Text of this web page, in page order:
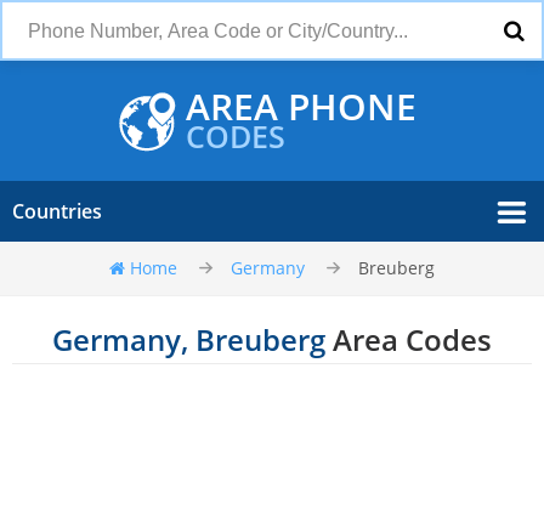
AREA PHONE
CODES
Countries
Home Germany Breuberg
Germany, BreubergArea Codes